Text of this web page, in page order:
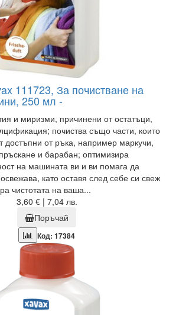
111723, За почистване на
250 мл -
и миризми, причинени от остатъци,
почиства също части, които
достъпни от ръка, например маркучи,
и барабан; оптимизира
на машината ви и ви помага да
като оставя след себе си свеж
чистотата на ваша...
3,60 € | 7,04 лв.
Поръчай
Код: 17384